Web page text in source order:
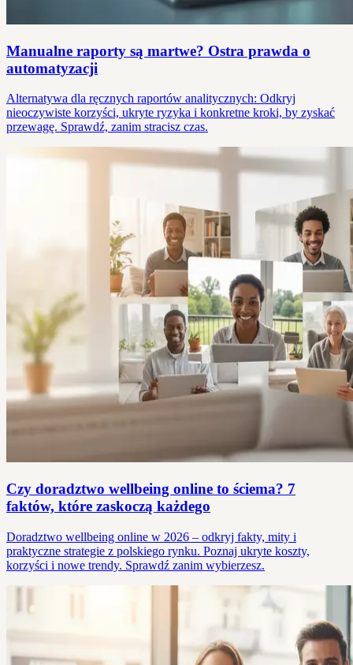
Manualne raporty są martwe? Ostra prawda o
automatyzacji
Alternatywa dla ręcznych raportów analitycznych: Odkryj
nieoczywiste korzyści, ukryte ryzyka i konkretne kroki, by zyskać
przewagę. Sprawdź, zanim stracisz czas.
Czy doradztwo wellbeing online to ściema? 7
faktów, które zaskoczą każdego
Doradztwo wellbeing online w 2026 – odkryj fakty, mity i
praktyczne strategie z polskiego rynku. Poznaj ukryte koszty,
korzyści i nowe trendy. Sprawdź zanim wybierzesz.